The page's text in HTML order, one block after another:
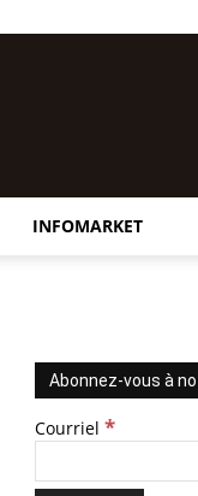
INFOMARKET
Abonnez-vous à
Courriel *